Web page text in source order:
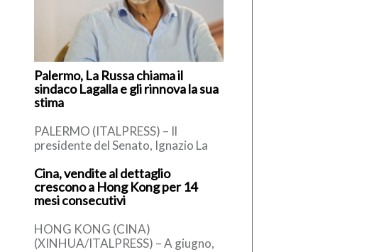
Palermo, La Russa chiama il
sindaco Lagalla e gli rinnova la sua
stima
PALERMO (ITALPRESS) – Il
presidente del Senato, Ignazio La
l’Italpress, ha telefonato al sindaco
di Palermo, […]
Cina, vendite al dettaglio
crescono a Hong Kong per 14
mesi consecutivi
HONG KONG (CINA)
(XINHUA/ITALPRESS) – A giugno,